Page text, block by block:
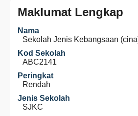
Maklumat Lengkap
Nama
Sekolah Jenis Kebangsaan
Kod Sekolah
ABC2141
Peringkat
Rendah
Jenis Sekolah
SJKC